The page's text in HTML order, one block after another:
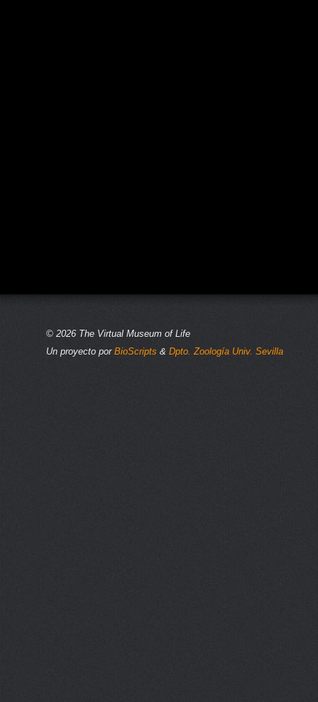
© 2026 The Virtual Museum of Life
Un proyecto por BioScripts & Dpto. Zoología Univ. Sevilla